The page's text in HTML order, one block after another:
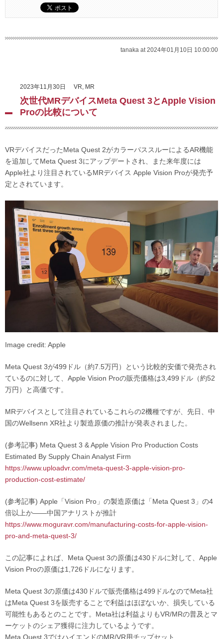
tanaka at 2024年01月10日 10:00:00
2023年11月30日 VR, MR
次世代MRデバイスMeta Quest 3とApple Vision
Proの比較について
VRデバイスだったMeta Quest 2がカラーパススルーによるAR機能
を追加してMeta Quest 3にアップデートされ、また来年度には
Apple社より注目されているMRデバイス Apple Vision Proが発売予
定とされています。
Image credit: Apple
Meta Quest 3が499ドル（約7.5万円）という比較的安価で発売され
ているのに対して、Apple Vision Proの販売価格は3,499ドル（約52
万円）と高価です。
MRデバイスとして注目されているこれらの2機種ですが、先日、中
国のWellsenn XR社より製造原価の推計が発表されました。
(参考記事) Meta Quest 3 & Apple Vision Pro Production Costs
Estimated By Supply Chain Analyst Firm
https://www.uploadvr.com/meta-quest-3-apple-vision-pro-
production-cost-estimate/
(参考記事) Apple「Vision Pro」の製造原価は「Meta Quest 3」の4
倍以上か——中国アナリストが推計
https://www.moguravr.com/manufacturing-costs-for-apple-vision-
pro-and-meta-quest-3/
この記事によれば、Meta Quest 3の原価は430ドルに対して、Apple
Vision Proの原価は1,726ドルになります。
Meta Quest 3の原価は430ドルで販売価格は499ドルなのでMeta社
はMeta Quest 3を販売することで利益はほぼないか、損失している
可能性もあるとのことです。Meta社は利益よりもVR/MRの普及とマ
ーケットのシェア獲得に注力しているようです。
Meta Quest 3ではハイエンドのMR/VR用チップセット